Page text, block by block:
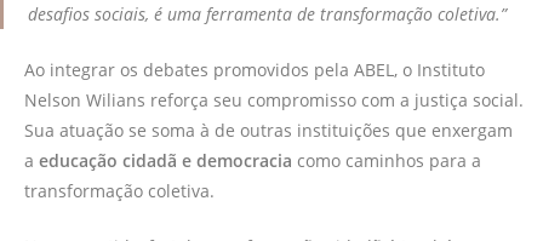
desafios sociais, é uma ferramenta de transformação coletiva.”
Ao integrar os debates promovidos pela ABEL, o Instituto
Nelson Wilians reforça seu compromisso com a justiça social.
Sua atuação se soma à de outras instituições que enxergam
a educação cidadã e democracia como caminhos para a
transformação coletiva.